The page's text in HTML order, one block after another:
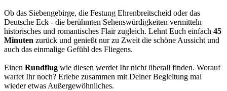
Ob das Siebengebirge, die Festung Ehrenbreitscheid oder das
Deutsche Eck - die berühmten Sehenswürdigkeiten vermitteln
historisches und romantisches Flair zugleich. Lehnt Euch einfach 45
Minuten zurück und genießt nur zu Zweit die schöne Aussicht und
auch das einmalige Gefühl des Fliegens.
Einen Rundflug wie diesen werdet Ihr nicht überall finden. Worauf
wartet Ihr noch? Erlebe zusammen mit Deiner Begleitung mal
wieder etwas Außergewöhnliches.